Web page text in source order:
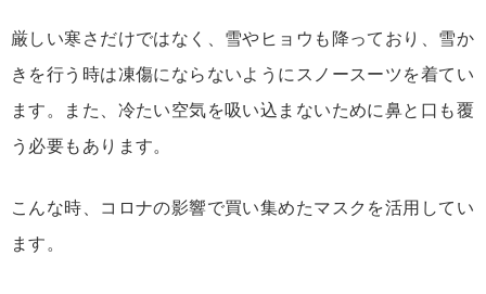
厳しい寒さだけではなく、雪やヒョウも降っており、雪か
きを行う時は凍傷にならないようにスノースーツを着てい
ます。また、冷たい空気を吸い込まないために鼻と口も覆
う必要もあります。
こんな時、コロナの影響で買い集めたマスクを活用してい
ます。